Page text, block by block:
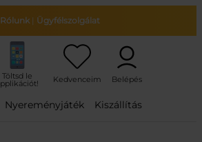
Rólunk| Ügyfélszolgálat
Nyereményjáték Kiszállítás